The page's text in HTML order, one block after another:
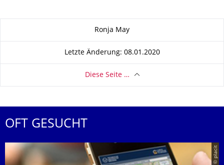
Ronja May
Letzte Änderung: 08.01.2020
Diese Seite …
OFT GESUCHT
© placit